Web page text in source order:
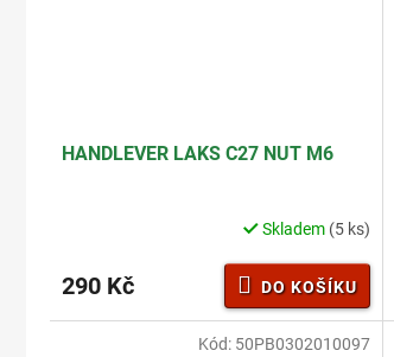
HANDLEVER LAKS C27 NUT M6
Skladem (5 ks)
290 Kč DO KOŠÍKU
Kód: 50PB0302010097